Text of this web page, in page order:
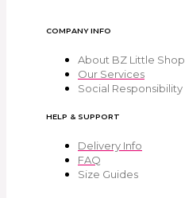
COMPANY INFO
About BZ Little Shop
Our Services
Social Responsibility
HELP & SUPPORT
Delivery Info
FAQ
Size Guides